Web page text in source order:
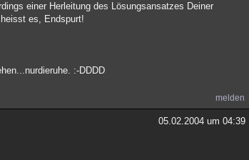
einer Herleitung des Lösungsansatzes Deiner
es, Endspurt!
:-DDDD
melden
05.02.2004 um 04:39